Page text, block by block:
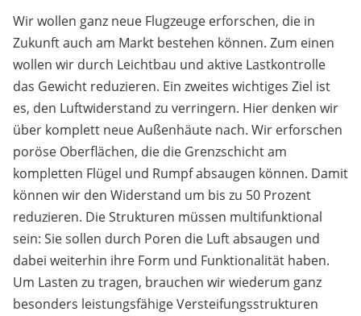
Wir wollen ganz neue Flugzeuge erforschen, die in
Zukunft auch am Markt bestehen können. Zum einen
wollen wir durch Leichtbau und aktive Lastkontrolle
das Gewicht reduzieren. Ein zweites wichtiges Ziel ist
es, den Luftwiderstand zu verringern. Hier denken wir
über komplett neue Außenhäute nach. Wir erforschen
poröse Oberflächen, die die Grenzschicht am
kompletten Flügel und Rumpf absaugen können. Damit
können wir den Widerstand um bis zu 50 Prozent
reduzieren. Die Strukturen müssen multifunktional
sein: Sie sollen durch Poren die Luft absaugen und
dabei weiterhin ihre Form und Funktionalität haben.
Um Lasten zu tragen, brauchen wir wiederum ganz
besonders leistungsfähige Versteifungsstrukturen